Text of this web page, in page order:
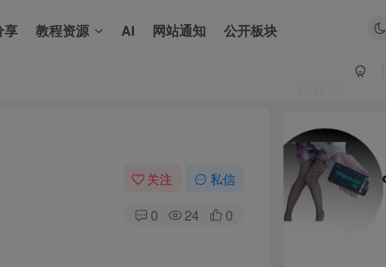
享 教程资源 AI 网站通知 公开板块
关注 私信
0 24 0